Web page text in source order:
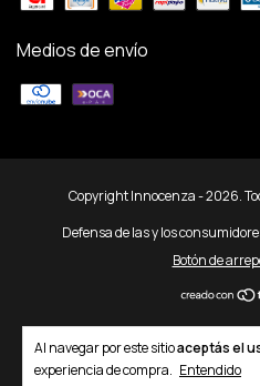
Al navegar por este sitioaceptás el
experiencia de compra. Entendido
Medios de envío
Copyright Innocenza - 2026.
Defensa de las y los
Botón de